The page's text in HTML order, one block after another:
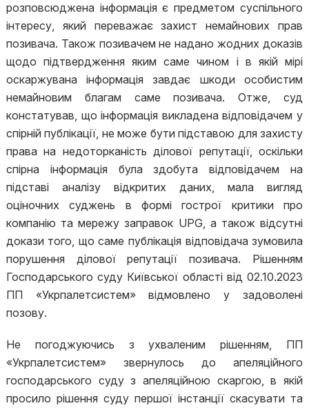
розповсюджена інформація є предметом суспільного
інтересу, який переважає захист немайнових прав
позивача. Також позивачем не надано жодних доказів
щодо підтвердження яким саме чином і в якій мірі
оскаржувана інформація завдає шкоди особистим
немайновим благам саме позивача. Отже, суд
констатував, що інформація викладена відповідачем у
спірній публікації, не може бути підставою для захисту
права на недоторканість ділової репутації, оскільки
спірна інформація була здобута відповідачем на
підставі аналізу відкритих даних, мала вигляд
оціночних суджень в формі гострої критики про
компанію та мережу заправок UPG, а також відсутні
докази того, що саме публікація відповідача зумовила
порушення ділової репутації позивача. Рішенням
Господарського суду Київської області від 02.10.2023
ПП «Укрпалетсистем» відмовлено у задоволені
позову.
Не погоджуючись з ухваленим рішенням, ПП
«Укрпалетсистем» звернулось до апеляційного
господарського суду з апеляційною скаргою, в якій
просило рішення суду першої інстанції скасувати та